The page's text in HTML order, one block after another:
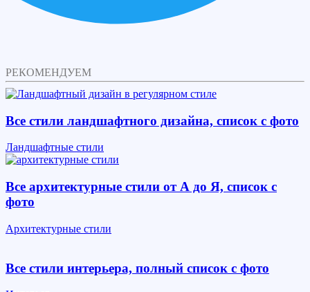
РЕКОМЕНДУЕМ
Все стили ландшафтного дизайна, список с фото
Ландшафтные стили
Все архитектурные стили от А до Я, список с
фото
Архитектурные стили
Все стили интерьера, полный список с фото